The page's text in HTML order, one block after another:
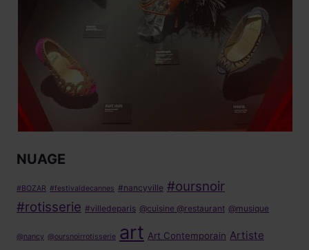
NUAGE
#BOZAR #festivaldecannes #nancyville #oursnoir
#rotisserie #villedeparis @cuisine @restaurant @musique
@nancy @oursnoirrotisserie art Art Contemporain Artiste